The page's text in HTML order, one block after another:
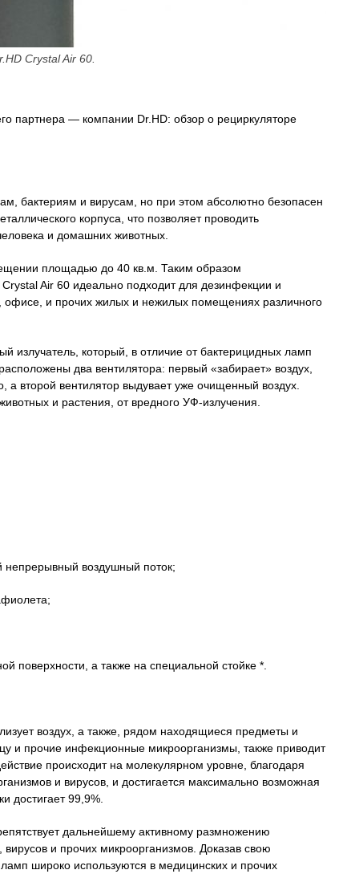
Crystal Air 60.
партнера — компании Dr.HD: обзор о рециркуляторе
бактериям и вирусам, но при этом абсолютно безопасен
корпуса, что позволяет проводить
и домашних животных.
площадью до 40 кв.м. Таким образом
Air 60 идеально подходит для дезинфекции и
офисе, и прочих жилых и нежилых помещениях различного
излучатель, который, в отличие от бактерицидных ламп
два вентилятора: первый «забирает» воздух,
второй вентилятор выдувает уже очищенный воздух.
и растения, от вредного УФ-излучения.
воздушный поток;
поверхности, а также на специальной стойке *.
воздух, а также, рядом находящиеся предметы и
и прочие инфекционные микроорганизмы, также приводит
происходит на молекулярном уровне, благодаря
и вирусов, и достигается максимально возможная
достигает 99,9%.
дальнейшему активному размножению
вирусов и прочих микроорганизмов. Доказав свою
широко используются в медицинских и прочих